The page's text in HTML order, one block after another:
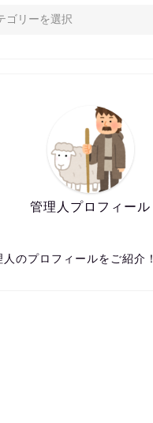
管理人プロフィール
人のプロフィールをご紹介！